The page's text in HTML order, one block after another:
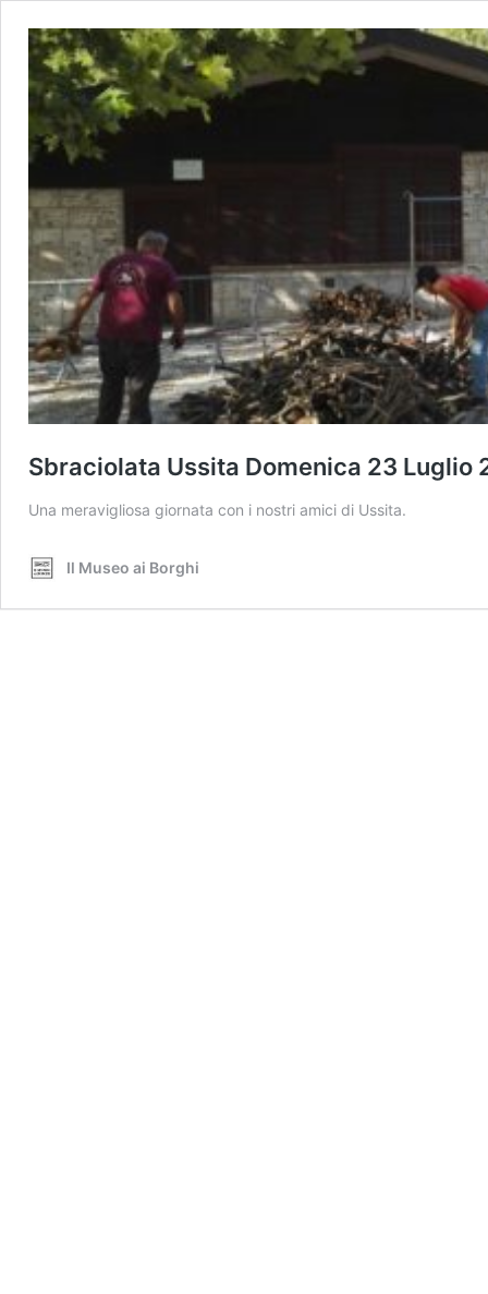
Sbraciolata Ussita Domenica 23 Luglio
Una meravigliosa giornata con i nostri amici di Ussita.
Il Museo ai Borghi